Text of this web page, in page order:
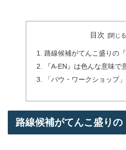
目次
路線候補がてんこ盛りの『
『A-EN』は色んな意味で
「バウ・ワークショップ
路線候補がてんこ盛りの